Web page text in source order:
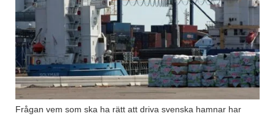
Frågan vem som ska ha rätt att driva svenska hamnar har